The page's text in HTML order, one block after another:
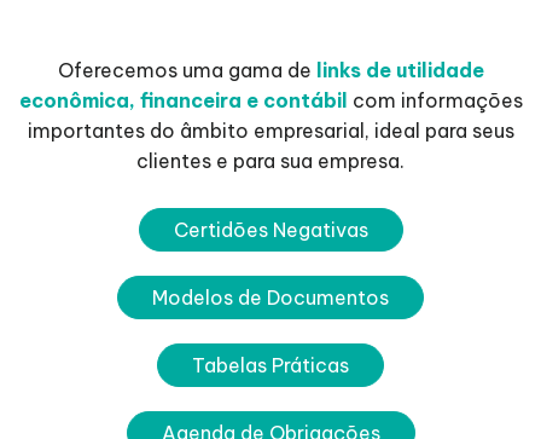
Oferecemos uma gama de links de utilidade
econômica, financeira e contábil com informações
importantes do âmbito empresarial, ideal para seus
clientes e para sua empresa.
Certidões Negativas
Modelos de Documentos
Tabelas Práticas
Agenda de Obrigações